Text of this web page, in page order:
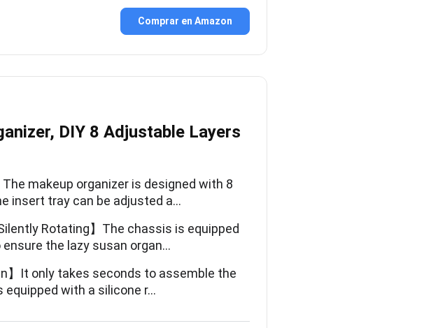
Comprar en Amazon
DIY 8 Adjustable Layers
The makeup organizer is designed with 8
insert tray can be adjusted a…
Rotating】The chassis is equipped
the lazy susan organ…
】It only takes seconds to assemble the
equipped with a silicone r…